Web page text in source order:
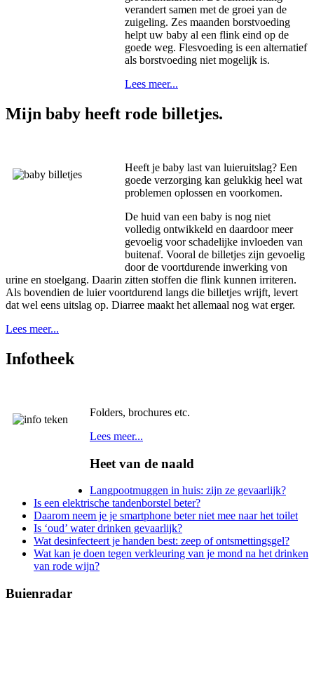
verandert samen met de groei yan de
zuigeling. Zes maanden borstvoeding
helpt uw baby al een flink eind op de
goede weg. Flesvoeding is een alternatief
als borstvoeding niet mogelijk is.
Lees meer...
Mijn baby heeft rode billetjes.
Heeft je baby last van luieruitslag? Een
goede verzorging kan gelukkig heel wat
problemen oplossen en voorkomen.
De huid van een baby is nog niet
volledig ontwikkeld en daardoor meer
gevoelig voor schadelijke invloeden van
buitenaf. Vooral de billetjes zijn gevoelig
door de voortdurende inwerking von
urine en stoelgang. Daarin zitten stoffen die flink kunnen irriteren.
Als bovendien de luier voortdurend langs die billetjes wrijft, levert
dat wel eens uitslag op. Diarree maakt het allemaal nog wat erger.
Lees meer...
Infotheek
Folders, brochures etc.
Lees meer...
Heet van de naald
Langpootmuggen in huis: zijn ze gevaarlijk?
Is een elektrische tandenborstel beter?
Daarom neem je je smartphone beter niet mee naar het toilet
Is ‘oud’ water drinken gevaarlijk?
Wat desinfecteert je handen best: zeep of ontsmettingsgel?
Wat kan je doen tegen verkleuring van je mond na het drinken
van rode wijn?
Buienradar